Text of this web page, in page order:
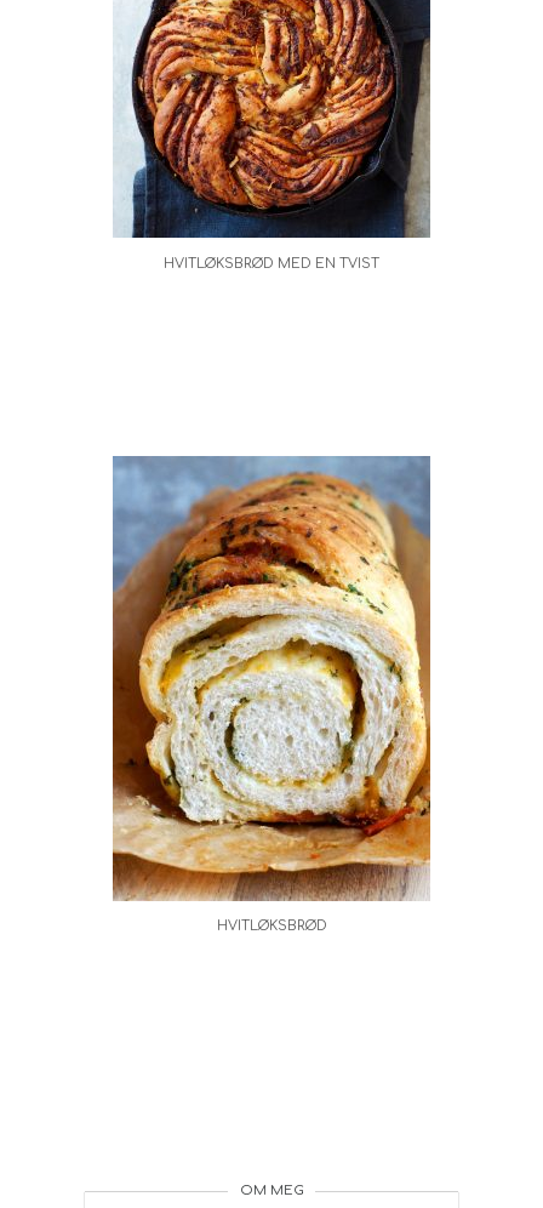
HVITLØKSBRØD MED EN TVIST
HVITLØKSBRØD
OM MEG